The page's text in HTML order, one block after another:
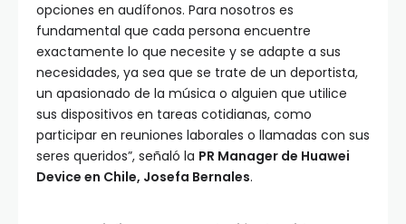
opciones en audífonos. Para nosotros es
fundamental que cada persona encuentre
exactamente lo que necesite y se adapte a sus
necesidades, ya sea que se trate de un deportista,
un apasionado de la música o alguien que utilice
sus dispositivos en tareas cotidianas, como
participar en reuniones laborales o llamadas con sus
seres queridos”, señaló la PR Manager de Huawei
Device en Chile, Josefa Bernales.